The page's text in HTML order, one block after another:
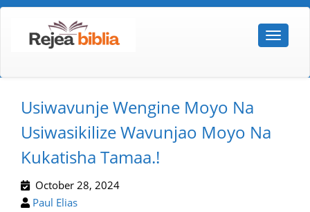
Usiwavunje Wengine Moyo Na
Usiwasikilize Wavunjao Moyo Na
Kukatisha Tamaa.!
October 28, 2024
Paul Elias